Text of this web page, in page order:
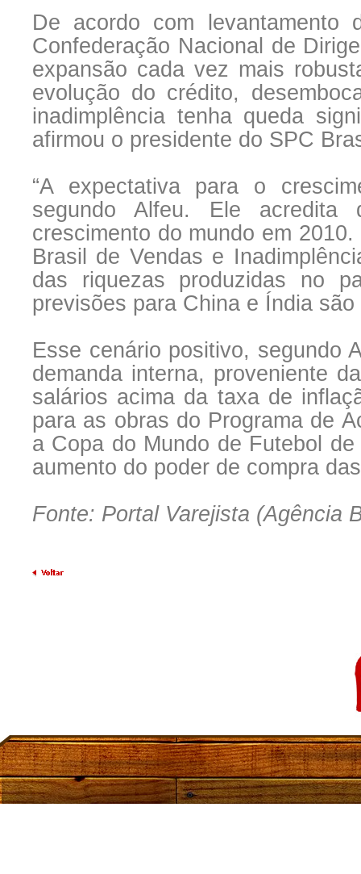
De acordo com
Confederação Nacional de
expansão cada vez mais
evolução do crédito,
inadimplência tenha queda
afirmou o presidente do SPC
“A expectativa para o
segundo Alfeu. Ele
crescimento do mundo em
Brasil de Vendas e
das riquezas produzidas no
previsões para China e Índia
Esse cenário positivo, segundo
demanda interna, proveniente
salários acima da taxa de
para as obras do Programa de
a Copa do Mundo de Futebol
aumento do poder de compra
Fonte: Portal Varejista (Agência